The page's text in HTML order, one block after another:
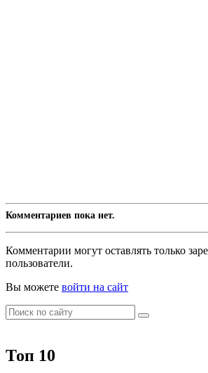
Комментариев пока нет.
Комментарии могут оставлять только
пользователи.
Вы можете войти на сайт
Топ 10